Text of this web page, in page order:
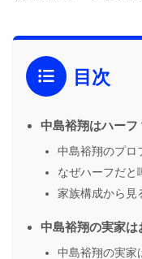
目次
中島裕翔はハー
中島裕翔のプロ
なぜハーフだと
家族構成から見
中島裕翔の実家
中島裕翔の実家